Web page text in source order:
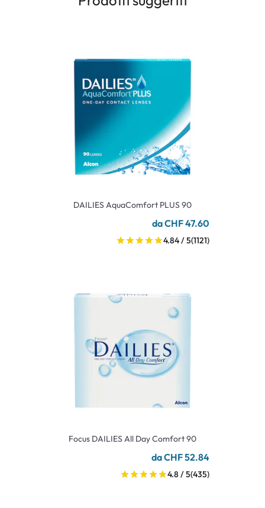
DAILIES AquaComfort PLUS 90
da CHF 47.60
4.84 / 5(1121)
Focus DAILIES All Day Comfort 90
da CHF 52.84
4.8 / 5(435)